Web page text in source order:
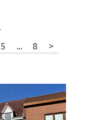
5 ... 8 >